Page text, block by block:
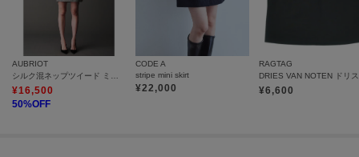
モデル情報：身長177cm B74 W59 H90 着用サイズ：2（M）
AUBRIOT
¥16,500
50%OFF
CODE A
stripe mini skirt
¥22,000
RAGTAG
¥6,600